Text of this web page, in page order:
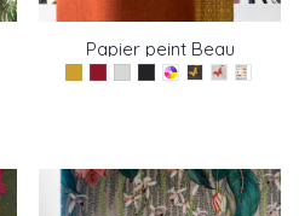
Papier peint Beau
monde de Pierre frey